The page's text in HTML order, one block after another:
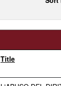
Title